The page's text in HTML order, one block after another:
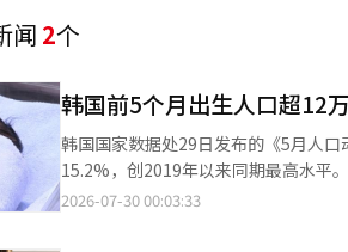
闻 2个
韩国前5个月出生人口超12
韩国国家数据处29日发布的《5月人
15.2%，创2019年以来同期最高水平。 数据显示，今年5月韩国出生人口为2.316万人，同比增加2781人，增幅达
13.6%，自2024年7月以来连续23个月保持增长，且
2026-07-30 00:03:33